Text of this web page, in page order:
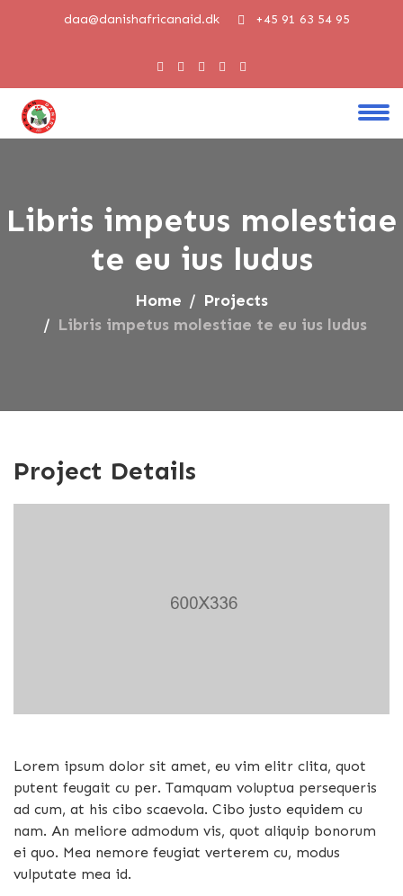
daa@danishafricanaid.dk +45 91 63 54 95
Libris impetus molestiae
te eu ius ludus
Home
Projects
Libris impetus molestiae te eu ius ludus
Project Details
Lorem ipsum dolor sit amet, eu vim elitr clita, quot
putent feugait cu per. Tamquam voluptua persequeris
ad cum, at his cibo scaevola. Cibo justo equidem cu
nam. An meliore admodum vis, quot aliquip bonorum
ei quo. Mea nemore feugiat verterem cu, modus
vulputate mea id.